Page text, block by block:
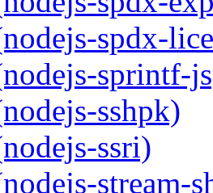
spdx-
sprintf-
sshpk)
ssri)
stream-